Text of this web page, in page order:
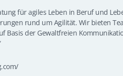
für agiles Leben in Beruf und
rund um Agilität. Wir bieten
Basis der Gewaltfreien